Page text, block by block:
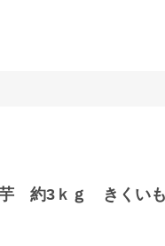
約3ｋｇ きくいも